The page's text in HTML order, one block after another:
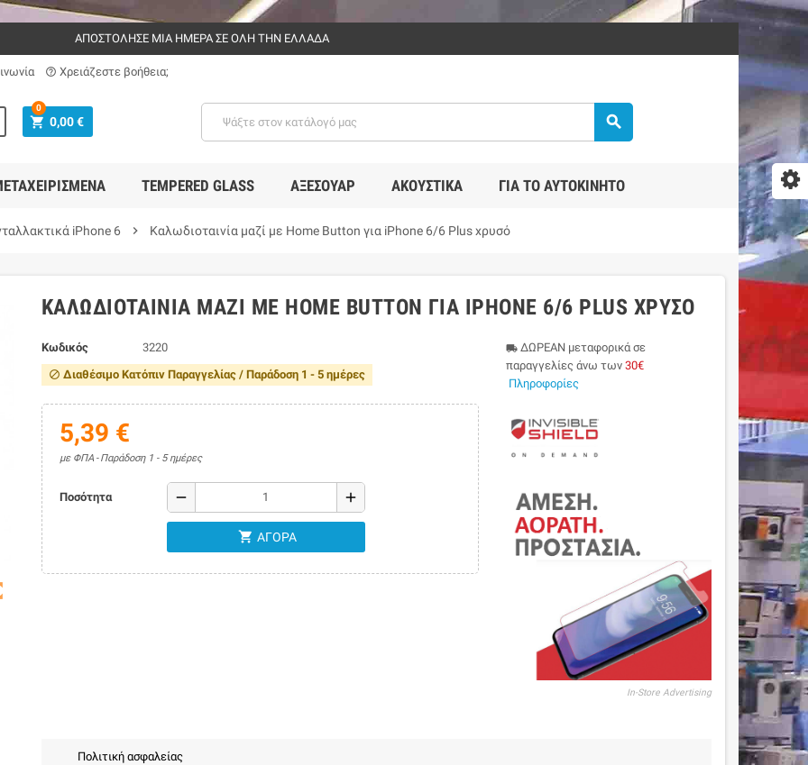
ΑΠΟΣΤΟΛΗΣΕ ΜΙΑ ΗΜΕΡΑ ΣΕ ΟΛΗ ΤΗΝ ΕΛΛΑΔΑ
help_outline Χρειάζεστε βοήθεια;
shopping_cart 0,00 €
0
search
TEMPERED GLASS ΑΞΕΣΟΥΆΡ ΑΚΟΥΣΤΙΚΆ ΓΙΑ ΤΟ ΑΥΤΟΚΊΝΗΤΟ
iPhone 6 chevron_right Καλωδιοταινία μαζί με Home Button για iPhone 6/6 Plus χρυσό
ΚΑΛΩΔΙΟΤΑΙΝΊΑ ΜΑΖΊ ΜΕ HOME BUTTON ΓΙΑ IPHONE 6/6 PLUS ΧΡΥΣΌ
Κωδικός 3220
block Διαθέσιμο Κατόπιν Παραγγελίας / Παράδοση 1 - 5 ημέρες
5,39 €
με ΦΠΑ Παράδοση 1 - 5 ημέρες
Ποσότητα remove add
shopping_cart ΑΓΟΡΆ
local_shipping ΔΩΡΕΑΝ μεταφορικά σε
παραγγελίες άνω των 30€
Πληροφορίες
In-Store Advertising
Πολιτική ασφαλείας